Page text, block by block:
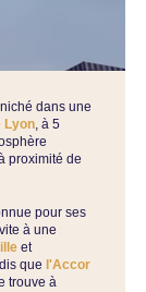
dans une
Lyon , à 5
proximité de
pour ses
à une
et
que l'Accor
trouve à